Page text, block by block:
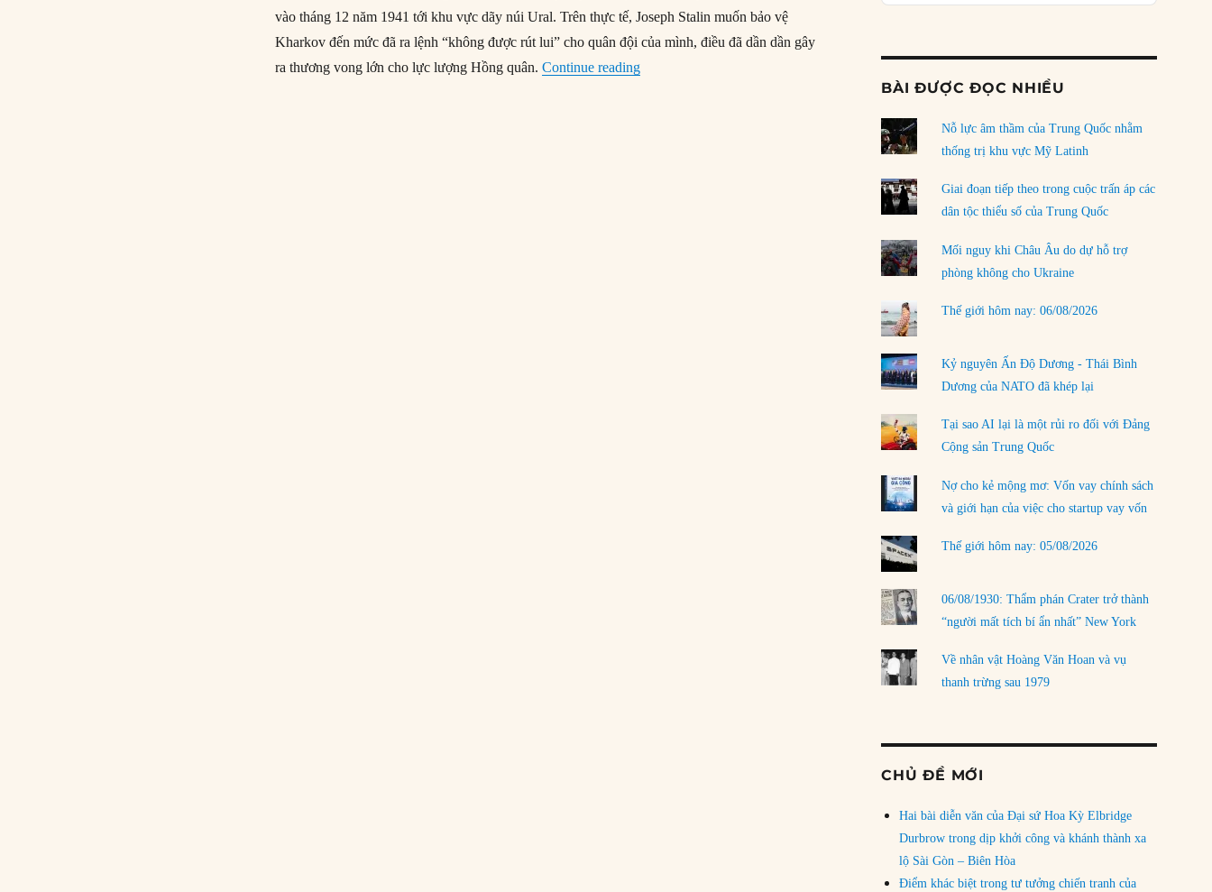
vào tháng 12 năm 1941 tới khu vực dãy núi Ural. Trên thực tế, Joseph Stalin muốn bảo vệ
Kharkov đến mức đã ra lệnh “không được rút lui” cho quân đội của mình, điều đã dần dần gây
ra thương vong lớn cho lực lượng Hồng quân.Continue reading“14/03/1943: Quân Đức tái chiếm Kharkov”
03/08/2026
Đặt cược vào thất bại: Các quỹ đầu tư mạo
rủi ro
02/08/2026
Làm thế nào để kết thúc Chiến tranh Iran?
01/08/2026
Chiến lược kế tiếp của Bắc Kinh ở Biển Đông
31/07/2026
Trật tự thế giới mới: Các nước nhỏ sẽ luôn
phải chịu đựng?
30/07/2026
LOAD MORE
BÀI ĐƯỢC ĐỌC NHIỀU
Nỗ lực âm thầm của Trung Quốc nhằm
thống trị khu vực Mỹ Latinh
Giai đoạn tiếp theo trong cuộc trấn áp các
dân tộc thiểu số của Trung Quốc
Mối nguy khi Châu Âu do dự hỗ trợ
phòng không cho Ukraine
Thế giới hôm nay: 06/08/2026
Kỷ nguyên Ấn Độ Dương - Thái Bình
Dương của NATO đã khép lại
Tại sao AI lại là một rủi ro đối với Đảng
Cộng sản Trung Quốc
Nợ cho kẻ mộng mơ: Vốn vay chính sách
và giới hạn của việc cho startup vay vốn
Thế giới hôm nay: 05/08/2026
06/08/1930: Thẩm phán Crater trở thành
“người mất tích bí ẩn nhất” New York
Về nhân vật Hoàng Văn Hoan và vụ
thanh trừng sau 1979
CHỦ ĐỀ MỚI
Hai bài diễn văn của Đại sứ Hoa Kỳ Elbridge
Durbrow trong dịp khởi công và khánh thành xa
lộ Sài Gòn – Biên Hòa
Điểm khác biệt trong tư tưởng chiến tranh của